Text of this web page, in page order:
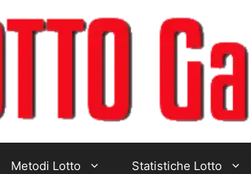
Metodi Lotto Statistiche Lotto